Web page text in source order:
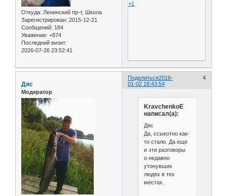
Откуда: Ленинский пр-т, Школа
Зарегистрирован: 2015-12-21
Сообщений: 184
Уважение: +874
Последний визит:
2026-07-26 23:52:41
+1
Поделиться 4
2016-
01-02 18:43:54
Дяс
Модератор
KravchenkoE
написал(а):
Дяс
Да, ссыкотно как-
то стало. Да еще
и эти разговоры
о недавно
утонувших
людях в тех
местах.